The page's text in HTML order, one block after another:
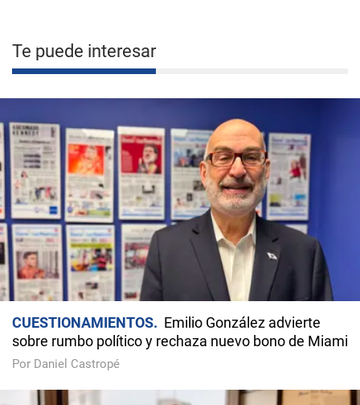
Te puede interesar
CUESTIONAMIENTOS
Emilio González advierte
sobre rumbo político y rechaza nuevo bono de Miami
Por Daniel Castropé